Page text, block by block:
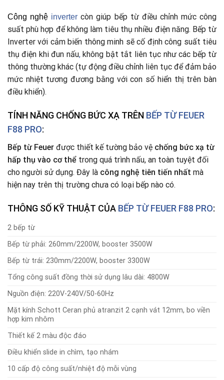
Công nghệ inverter còn giúp bếp từ điều chỉnh mức công
suất phù hợp để không làm tiêu thụ nhiều điện năng. Bếp từ
Inverter với cảm biến thông minh sẽ cố định công suất tiêu
thụ điện khi đun nấu,không bật tắt liên tục như các bếp từ
thông thường khác (tự động điều chỉnh liên tục để đảm bảo
mức nhiệt tương đương bằng với con số hiển thị trên bàn
điều khiển).
TÍNH NĂNG CHỐNG BỨC XẠ TRÊN BẾP TỪ FEUER
F88 PRO:
Bếp từ Feuer được thiết kế tường bảo vệ chống bức xạ từ
hấp thụ vào cơ thể trong quá trình nấu, an toàn tuyệt đối
cho người sử dụng. Đây là công nghệ tiên tiến nhất mà
hiện nay trên thị trường chưa có loại bếp nào có.
THÔNG SỐ KỸ THUẬT CỦA BẾP TỪ FEUER F88 PRO:
2 bếp từ
Bếp từ phải: 260mm/2200W, booster 3500W
Bếp từ trái: 230mm/2200W, booster 3300W
Tổng công suất đồng thời sử dụng lâu dài: 4800W
Nguồn điện: 220V-240V/50-60Hz
Mặt kính Schott Ceran phủ atranzit 2 cạnh vát 12mm, bo viền
hợp kim nhôm
Thiết kế 2 màu độc đáo
Điều khiển slide in chìm, tạo nhám
10 cấp độ công suất/nhiệt độ mỗi vùng